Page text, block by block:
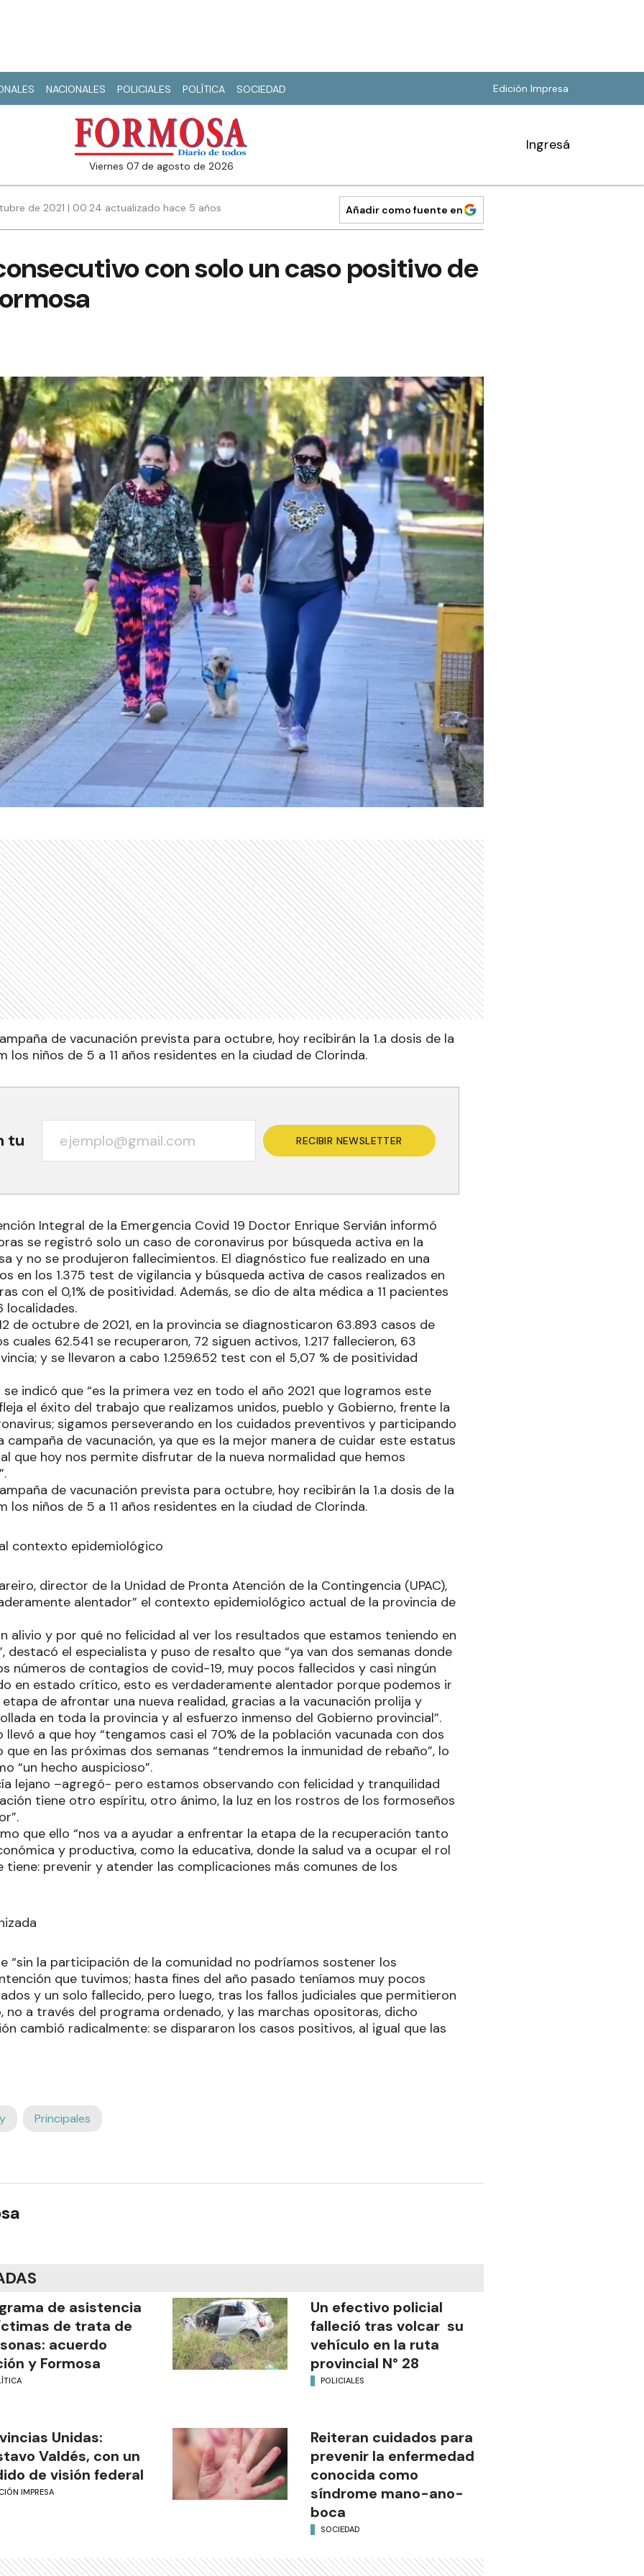
NACIONALES POLICIALES POLÍTICA SOCIEDAD Edición Impresa
viernes 07 de agosto de 2026
Ingresá
de 2021 | 00:24 actualizado hace 5 años Añadir como fuente en
con solo un caso positivo de
de vacunación prevista para octubre, hoy recibirán la 1.a dosis de la
los niños de 5 a 11 años residentes en la ciudad de Clorinda.
tu RECIBIR NEWSLETTER
Integral de la Emergencia Covid 19 Doctor Enrique Servián informó
se registró solo un caso de coronavirus por búsqueda activa en la
y no se produjeron fallecimientos. El diagnóstico fue realizado en una
en los 1.375 test de vigilancia y búsqueda activa de casos realizados en
con el 0,1% de positividad. Además, se dio de alta médica a 11 pacientes
localidades.
de octubre de 2021, en la provincia se diagnosticaron 63.893 casos de
cuales 62.541 se recuperaron, 72 siguen activos, 1.217 fallecieron, 63
y se llevaron a cabo 1.259.652 test con el 5,07 % de positividad
se indicó que “es la primera vez en todo el año 2021 que logramos este
el éxito del trabajo que realizamos unidos, pueblo y Gobierno, frente la
sigamos perseverando en los cuidados preventivos y participando
campaña de vacunación, ya que es la mejor manera de cuidar este estatus
que hoy nos permite disfrutar de la nueva normalidad que hemos
de vacunación prevista para octubre, hoy recibirán la 1.a dosis de la
los niños de 5 a 11 años residentes en la ciudad de Clorinda.
contexto epidemiológico
director de la Unidad de Pronta Atención de la Contingencia (UPAC),
alentador” el contexto epidemiológico actual de la provincia de
alivio y por qué no felicidad al ver los resultados que estamos teniendo en
destacó el especialista y puso de resalto que “ya van dos semanas donde
números de contagios de covid-19, muy pocos fallecidos y casi ningún
en estado crítico, esto es verdaderamente alentador porque podemos ir
de afrontar una nueva realidad, gracias a la vacunación prolija y
en toda la provincia y al esfuerzo inmenso del Gobierno provincial”.
llevó a que hoy “tengamos casi el 70% de la población vacunada con dos
que en las próximas dos semanas “tendremos la inmunidad de rebaño”, lo
“un hecho auspicioso”.
lejano –agregó- pero estamos observando con felicidad y tranquilidad
tiene otro espíritu, otro ánimo, la luz en los rostros de los formoseños
que ello “nos va a ayudar a enfrentar la etapa de la recuperación tanto
y productiva, como la educativa, donde la salud va a ocupar el rol
tiene: prevenir y atender las complicaciones más comunes de los
“sin la participación de la comunidad no podríamos sostener los
que tuvimos; hasta fines del año pasado teníamos muy pocos
y un solo fallecido, pero luego, tras los fallos judiciales que permitieron
no a través del programa ordenado, y las marchas opositoras, dicho
cambió radicalmente: se dispararon los casos positivos, al igual que las
Principales
de asistencia
de trata de
acuerdo
y Formosa
Un efectivo policial
falleció tras volcar su
vehículo en la ruta
provincial N° 28
POLICIALES
Unidas:
Valdés, con un
de visión federal
IMPRESA
Reiteran cuidados para
prevenir la enfermedad
conocida como
síndrome mano-ano-
boca
SOCIEDAD